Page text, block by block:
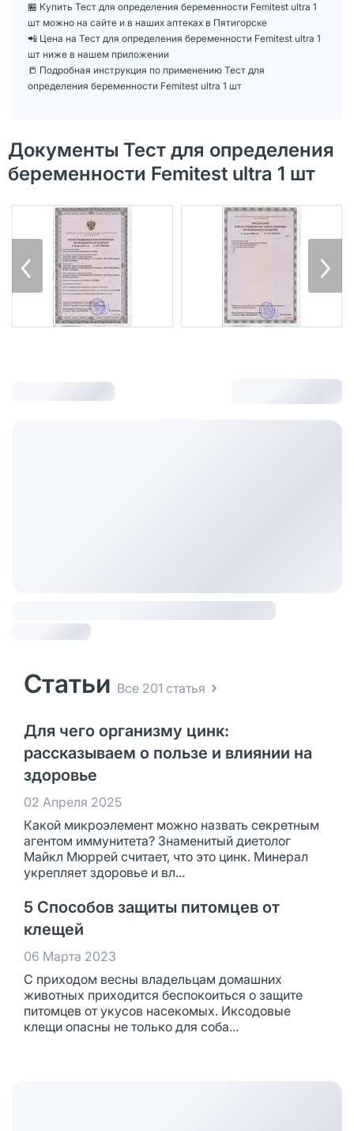
🏪 Купить Тест для определения беременности Femitest ultra 1
шт можно на сайте и в наших аптеках в Пятигорске
📲 Цена на Тест для определения беременности Femitest ultra 1
шт ниже в нашем приложении
📒 Подробная инструкция по применению Тест для
определения беременности Femitest ultra 1 шт
Документы Тест для определения
беременности Femitest ultra 1 шт
Статьи Все 201 статья
Для чего организму цинк:
рассказываем о пользе и влиянии на
здоровье
02 Апреля 2025
Какой микроэлемент можно назвать секретным
агентом иммунитета? Знаменитый диетолог
Майкл Мюррей считает, что это цинк. Минерал
укрепляет здоровье и вл...
5 Способов защиты питомцев от
клещей
06 Марта 2023
С приходом весны владельцам домашних
животных приходится беспокоиться о защите
питомцев от укусов насекомых. Иксодовые
клещи опасны не только для соба...